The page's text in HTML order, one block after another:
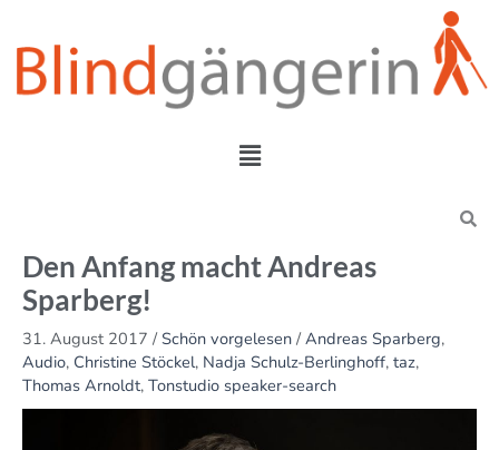
springen
Menü
Search
Den Anfang macht Andreas
Sparberg!
31. August 2017 /Schön vorgelesen /Andreas Sparberg,
Audio, Christine Stöckel, Nadja Schulz-Berlinghoff, taz,
Thomas Arnoldt, Tonstudio speaker-search